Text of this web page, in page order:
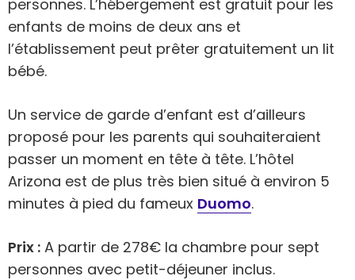
personnes. L’hébergement est gratuit pour les
enfants de moins de deux ans et
l’établissement peut prêter gratuitement un lit
bébé.
Un service de garde d’enfant est d’ailleurs
proposé pour les parents qui souhaiteraient
passer un moment en tête à tête. L’hôtel
Arizona est de plus très bien situé à environ 5
minutes à pied du fameux Duomo.
Prix : A partir de 278€ la chambre pour sept
personnes avec petit-déjeuner inclus.